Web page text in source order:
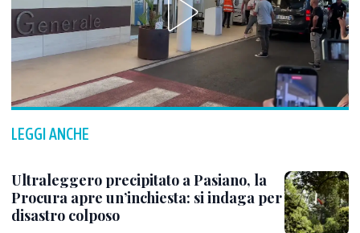
LEGGI ANCHE
Ultraleggero precipitato a Pasiano, la
Procura apre un’inchiesta: si indaga per
disastro colposo